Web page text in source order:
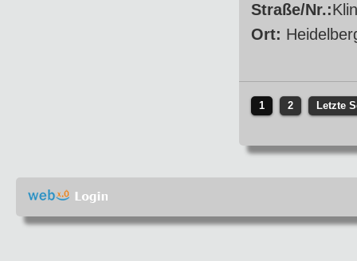
Straße/Nr.:
Ort:
1 2 Letzte